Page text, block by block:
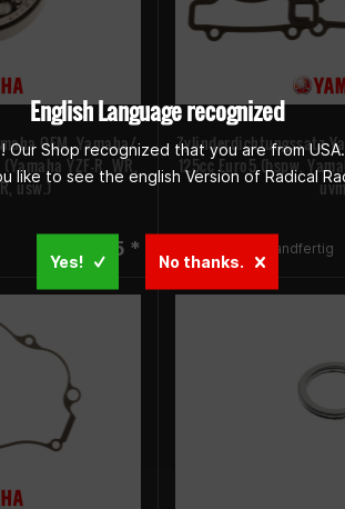
OEM, Yamaha/
YZF-R, WR,
usw.)
€ 53,95 *
Zylinderdichtungssatz
125cc Euro5 (bspw.
Sofort versandfertig
English Language recognized
Our Shop recognized that you are from USA.
like to see the english Version of Radical
Yes! No thanks.